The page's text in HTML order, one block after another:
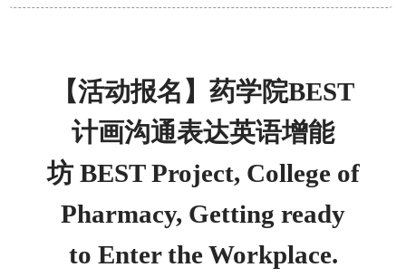
【活动报名】药学院BEST
计画沟通表达英语增能
坊 BEST Project, College of
Pharmacy, Getting ready
to Enter the Workplace.